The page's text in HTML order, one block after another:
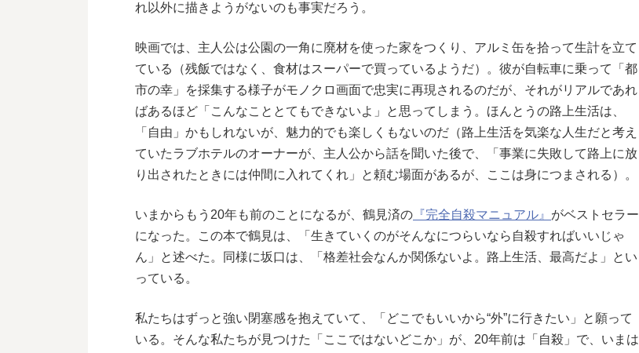
れ以外に描きようがないのも事実だろう。
映画では、主人公は公園の一角に廃材を使った家をつくり、アルミ缶を拾って生計を立て
ている（残飯ではなく、食材はスーパーで買っているようだ）。彼が自転車に乗って「都
市の幸」を採集する様子がモノクロ画面で忠実に再現されるのだが、それがリアルであれ
ばあるほど「こんなこととてもできないよ」と思ってしまう。ほんとうの路上生活は、
「自由」かもしれないが、魅力的でも楽しくもないのだ（路上生活を気楽な人生だと考え
ていたラブホテルのオーナーが、主人公から話を聞いた後で、「事業に失敗して路上に放
り出されたときには仲間に入れてくれ」と頼む場面があるが、ここは身につまされる）。
いまからもう20年も前のことになるが、鶴見済の 『完全自殺マニュアル』 がベストセラー
になった。この本で鶴見は、「生きていくのがそんなにつらいなら自殺すればいいじゃ
ん」と述べた。同様に坂口は、「格差社会なんか関係ないよ。路上生活、最高だよ」とい
っている。
私たちはずっと強い閉塞感を抱えていて、「どこでもいいから“外”に行きたい」と願って
いる。そんな私たちが見つけた「ここではないどこか」が、20年前は「自殺」で、いまは